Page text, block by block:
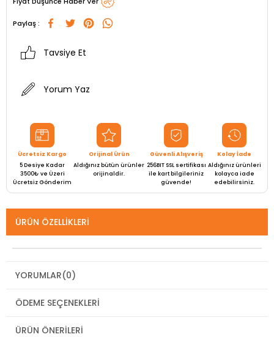
Paylaş :
Tavsiye Et
Yorum Yaz
Ücretsiz Kargo
5 Desiye Kadar
3500₺ ve Üzeri
Ücretsiz Gönderim
Orijinal Ürün
Aldığınız bütün ürünler
orijinaldir.
Güvenli Alışveriş
256BIT SSL sertifikası
ile kart bilgileriniz
güvende!
Kolay İade
Aldığınız ürünleri
kolayca iade
edebilirsiniz.
ÜRÜN ÖZELLIKLERI
YORUMLAR(0)
ÖDEME SEÇENEKLERI
ÜRÜN ÖNERILERI